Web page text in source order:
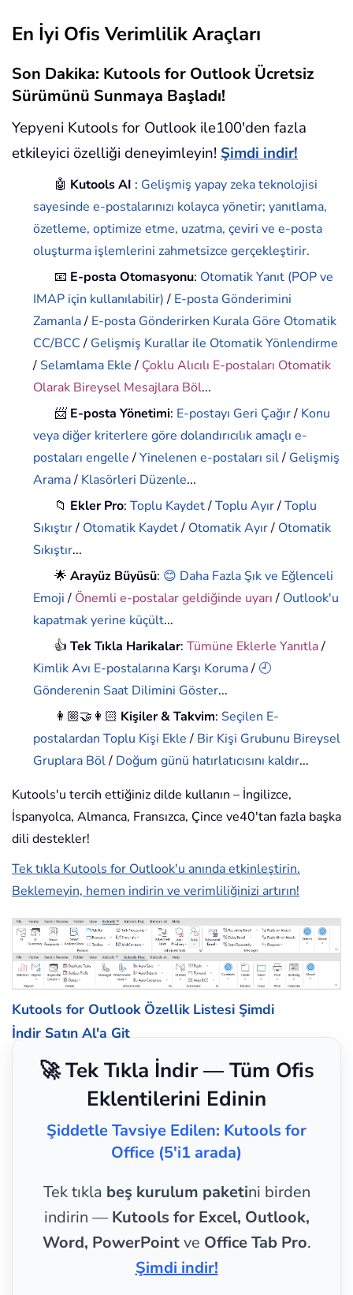
En İyi Ofis Verimlilik Araçları
Son Dakika: Kutools for Outlook Ücretsiz
Sürümünü Sunmaya Başladı!
Yepyeni Kutools for Outlook ile100'den fazla
etkileyici özelliği deneyimleyin! Şimdi indir!
🤖 Kutools AI : Gelişmiş yapay zeka teknolojisi
sayesinde e-postalarınızı kolayca yönetir; yanıtlama,
özetleme, optimize etme, uzatma, çeviri ve e-posta
oluşturma işlemlerini zahmetsizce gerçekleştirir.
📧 E-posta Otomasyonu: Otomatik Yanıt (POP ve
IMAP için kullanılabilir)/ E-posta Gönderimini
Zamanla/ E-posta Gönderirken Kurala Göre Otomatik
CC/BCC/ Gelişmiş Kurallar ile Otomatik Yönlendirme
/ Selamlama Ekle/ Çoklu Alıcılı E-postaları Otomatik
Olarak Bireysel Mesajlara Böl...
📨 E-posta Yönetimi: E-postayı Geri Çağır/ Konu
veya diğer kriterlere göre dolandırıcılık amaçlı e-
postaları engelle/Yinelenen e-postaları sil/ Gelişmiş
Arama/ Klasörleri Düzenle...
📁 Ekler Pro:Toplu Kaydet/Toplu Ayır/Toplu
Sıkıştır/ Otomatik Kaydet/ Otomatik Ayır/ Otomatik
Sıkıştır...
🌟Arayüz Büyüsü: 😊 Daha Fazla Şık ve Eğlenceli
Emoji/ Önemli e-postalar geldiğinde uyarı/ Outlook'u
kapatmak yerine küçült...
👍Tek Tıkla Harikalar:Tümüne Eklerle Yanıtla/
Kimlik Avı E-postalarına Karşı Koruma/ 🕘
Gönderenin Saat Dilimini Göster...
👩🏼‍🤝‍👩🏻 Kişiler & Takvim: Seçilen E-
postalardan Toplu Kişi Ekle/ Bir Kişi Grubunu Bireysel
Gruplara Böl/ Doğum günü hatırlatıcısını kaldır...
Kutools'u tercih ettiğiniz dilde kullanın – İngilizce,
İspanyolca, Almanca, Fransızca, Çince ve40'tan fazla başka
dili destekler!
Tek tıkla Kutools for Outlook'u anında etkinleştirin.
Beklemeyin, hemen indirin ve verimliliğinizi artırın!
Kutools for Outlook Özellik Listesi Şimdi
İndir Satın Al'a Git
🚀 Tek Tıkla İndir — Tüm Ofis
Eklentilerini Edinin
Şiddetle Tavsiye Edilen: Kutools for
Office (5'i1 arada)
Tek tıkla beş kurulum paketini birden
indirin — Kutools for Excel, Outlook,
Word, PowerPointve Office Tab Pro.
Şimdi indir!